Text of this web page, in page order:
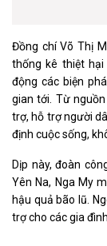
Đồng chí Võ Thị
thống kê thiệt hại
động các biện
gian tới. Từ
trợ, hỗ trợ người
định cuộc sống,
Dịp này, đoàn
Yên Na, Nga My
hậu quả bão lũ.
trợ cho các gia